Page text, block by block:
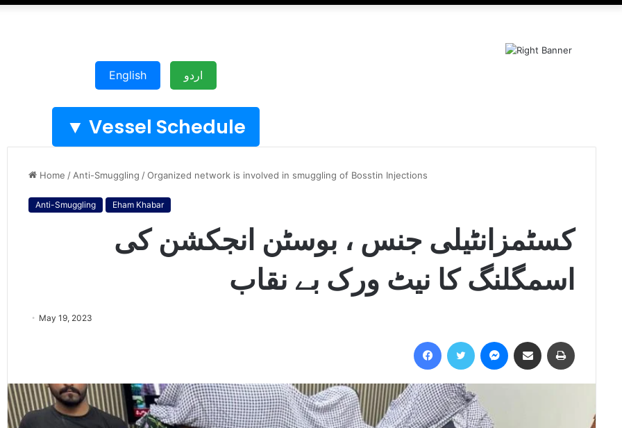
English اردو
Vessel Schedule ▼
Home / Anti-Smuggling / Organized network is involved in smuggling of Bosstin Injections
Anti-Smuggling Eham Khabar
کسٹمزانٹیلی جنس ، بوسٹن انجکشن کی
اسمگلنگ کا نیٹ ورک بے نقاب
May 19, 2023